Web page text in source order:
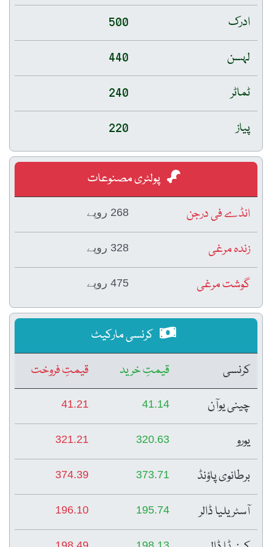
ادرک
500
لہسن
440
ٹماٹر
240
پیاز
220
پولٹری مصنوعات
انڈے فی درجن
268 روپے
زندہ مرغی 328 روپے
گوشت مرغی 475 روپے
کرنسی مارکیٹ
کرنسی
قیمتِ خرید
قیمتِ فروخت
چینی یوآن
41.14
41.21
یورو 320.63
321.21
برطانوی پاؤنڈ 373.71
374.39
آسٹریلیا ڈالر 195.74
196.10